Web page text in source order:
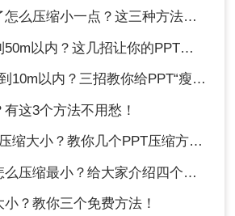
内容时，要确保删除的元素不影
展示效果。压缩图片时，要避
片模糊或失真。
，如pdfmao、转转大师等，可以
压缩至指定大小以下。这些工具
用的界面和灵活的压缩选项，适
压缩小一点？这三种方法轻松解决！
以内？这几招让你的PPT秒瘦身！
以内？三招教你给PPT“瘦身”！
这3个方法不用愁！
大小？教你几个PPT压缩方法！
缩最小？给大家介绍四个常用方法！
？教你三个免费方法！